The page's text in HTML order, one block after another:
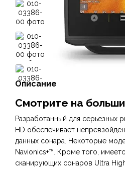
Описание
Смотрите на
Разработанный для
HD обеспечивает
данных сонара. Некоторые
Navionics+™. Кроме того,
сканирующих сонаров Ultra